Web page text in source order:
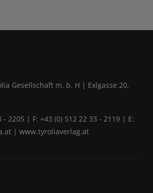
Gesellschaft m. b. H | Exlgasse 20,
- 2205 | F: +43 (0) 512 22 33 - 2119 | E:
|www.tyroliaverlag.at